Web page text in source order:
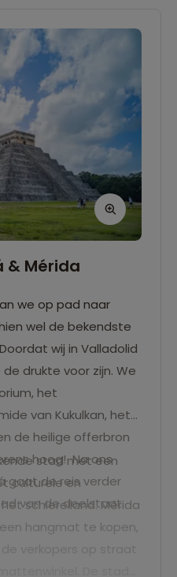
& Mérida
we op pad naar
wel de bekendste
wij in Valladolid
drukte voor zijn. We
het
van Kukulkan, het
de heilige offerbron
hoog! Na ons
gaat de reis verder
van de deelstaat
stad met een
culturele en
schiereiland. Mérida
hangmat te kopen,